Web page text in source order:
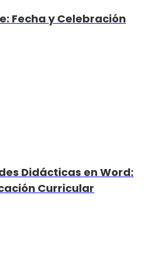
Fecha y Celebración
Didácticas en Word:
Curricular